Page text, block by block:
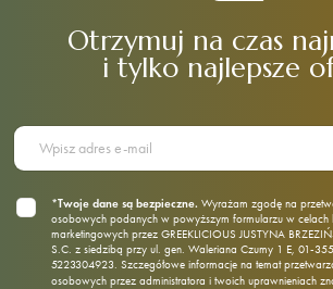
Otrzymuj na czas
i tylko najlepsze
*Twoje dane są bezpieczne. Wyrażam zgodę na
osobowych podanych w powyższym formularzu w celach
marketingowych przez GREEKLICIOUS JUSTYNA
S.C. z siedzibą przy ul. gen. Waleriana Czumy 1 E,
5223304923. Szczegółowe informacje na temat
osobowych przez administratora i twoich uprawnieniach